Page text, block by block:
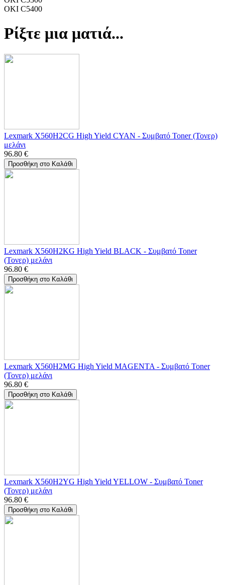
OKI C5400
Ρίξτε μια ματιά...
Lexmark X560H2CG High Yield CYAN - Συμβατό Toner (Τονερ)
μελάνι
96.80 €
Προσθήκη στο Καλάθι
Lexmark X560H2KG High Yield BLACK - Συμβατό Toner
(Τονερ) μελάνι
96.80 €
Προσθήκη στο Καλάθι
Lexmark X560H2MG High Yield MAGENTA - Συμβατό Toner
(Τονερ) μελάνι
96.80 €
Προσθήκη στο Καλάθι
Lexmark X560H2YG High Yield YELLOW - Συμβατό Toner
(Τονερ) μελάνι
96.80 €
Προσθήκη στο Καλάθι